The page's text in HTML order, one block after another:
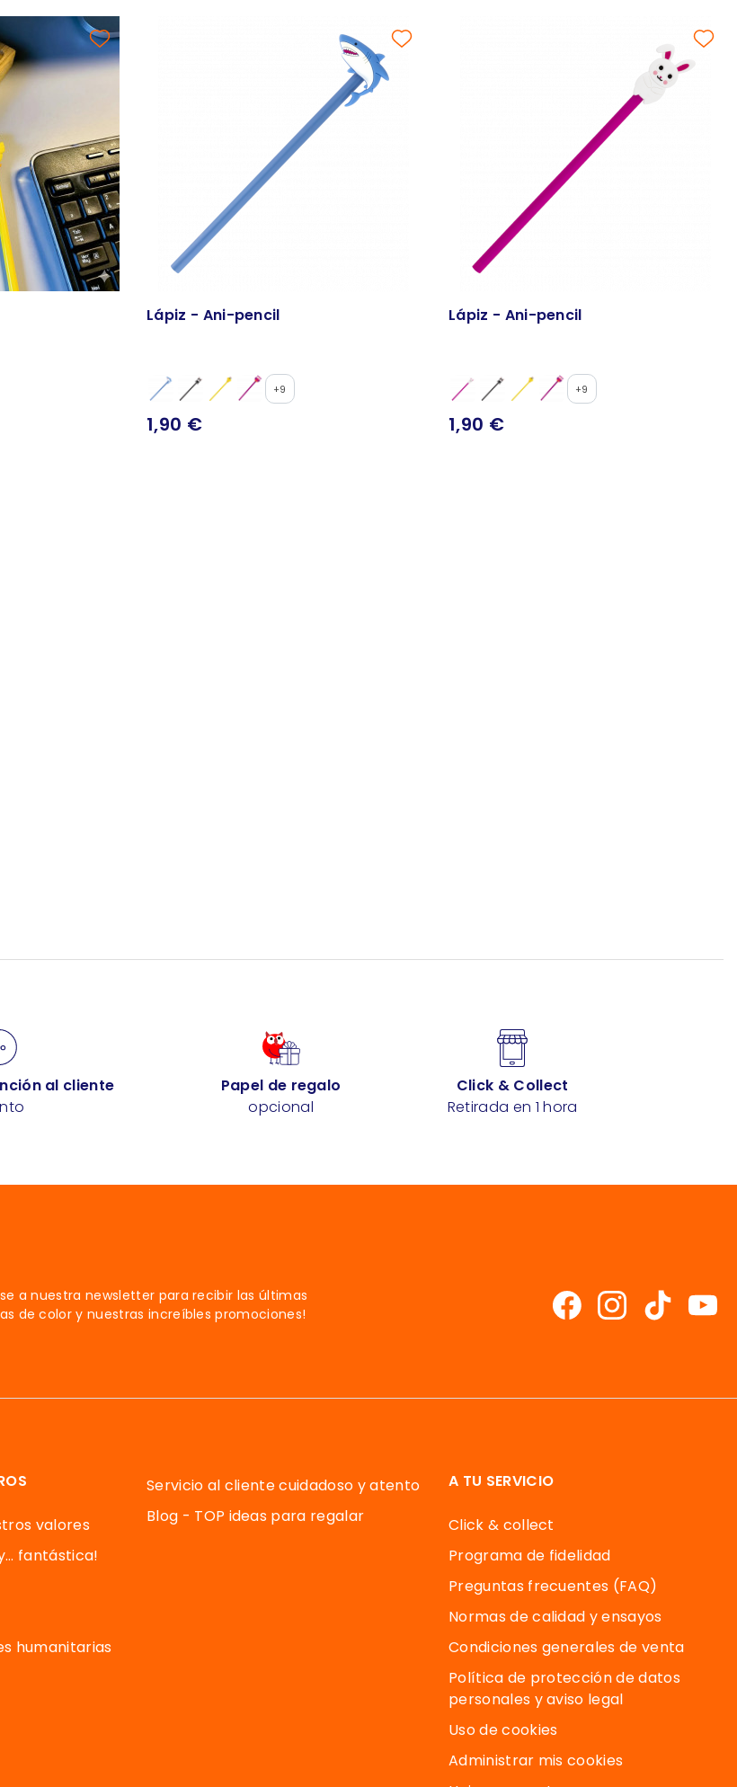
Lápiz - Ani-pencil
+9
1,90 €
Lápiz - Ani-pencil
+9
1,90 €
al cliente
Papel de regalo
opcional
Click & Collect
Retirada en 1 hora
a nuestra newsletter para recibir las últimas
de color y nuestras increíbles promociones!
valores
fantástica!
humanitarias
Servicio al cliente cuidadoso y atento
Blog - TOP ideas para regalar
A TU SERVICIO
Click & collect
Programa de fidelidad
Preguntas frecuentes (FAQ)
Normas de calidad y ensayos
Condiciones generales de venta
Política de protección de datos
personales y aviso legal
Uso de cookies
Administrar mis cookies